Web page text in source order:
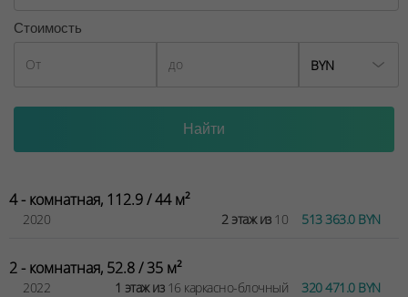
средиземноморских портов, в честь которого назван
ООО "Твоя столицаконсалт", УНП 190285638, лицензия
Договор на оказание риэлтерских услуг № 1/2, от
03.01.2022
Стоимость
BYN
4 - комнатная, 112.9 / 44 м²
2020 2 этаж из10 513 363.0 BYN
2 - комнатная, 52.8 / 35 м²
2022 1 этаж из16 каркасно-блочный 320 471.0 BYN